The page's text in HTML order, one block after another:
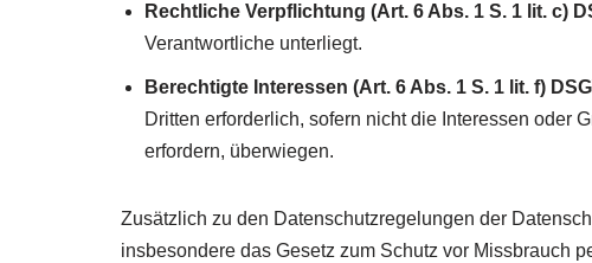
Rechtliche Verpflichtung (Art. 6 Abs. 1 S. 1 lit. c)
Verantwortliche unterliegt.
Berechtigte Interessen (Art. 6 Abs. 1 S. 1 lit. f)
Dritten erforderlich, sofern nicht die Interessen oder
erfordern, überwiegen.
Zusätzlich zu den Datenschutzregelungen der
insbesondere das Gesetz zum Schutz vor Missbrauch